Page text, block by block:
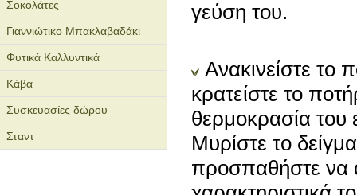
Σοκολάτες
Γιαννιώτικο Μπακλαβαδάκι
Φυτικά Καλλυντικά
Κάβα
Συσκευασίες δώρου
Σταντ
γεύση του.
Ανακινείστε το
κρατείστε το
θερμοκρασία του
Μυρίστε το
προσπαθήστε να